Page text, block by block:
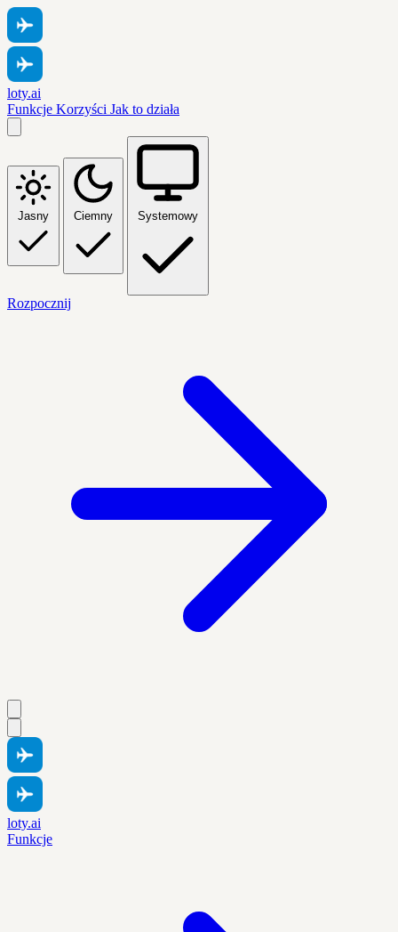
loty.ai
Funkcje Korzyści Jak to działa
Jasny Ciemny Systemowy
Rozpocznij
loty.ai
Funkcje